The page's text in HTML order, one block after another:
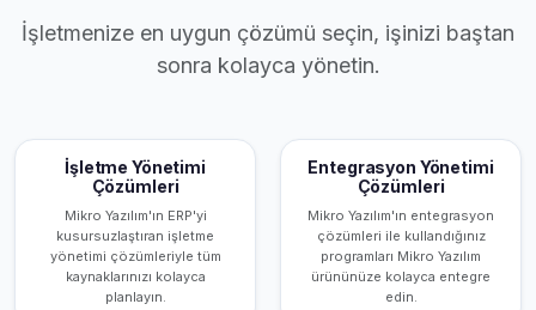
İşletmenize en uygun çözümü seçin, işinizi baştan
sonra kolayca yönetin.
İşletme Yönetimi
Çözümleri
Mikro Yazılım'ın ERP'yi
kusursuzlaştıran işletme
yönetimi çözümleriyle tüm
kaynaklarınızı kolayca
planlayın.
Entegrasyon Yönetimi
Çözümleri
Mikro Yazılım'ın entegrasyon
çözümleri ile kullandığınız
programları Mikro Yazılım
ürününüze kolayca entegre
edin.